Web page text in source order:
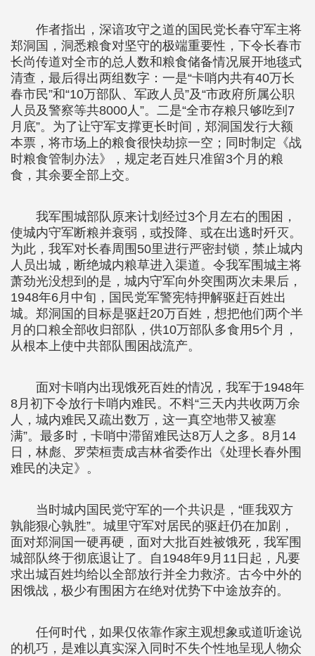
作者指出，深谙攻守之道的国民党长春守军主将
郑洞国，洞悉粮食对坚守的极端重要性，下令长春市
长尚传道对全市的总人数和粮食储备情况展开地毯式
清查，最后得出两组数字：一是“卡哨内共有40万长
春市民”和“10万部队、军政人员”及“市政府所属公职
人员及警察等共8000人”。二是“全市存粮只够吃到7
月底”。为了让守军支撑更长时间，郑洞国发行大额
本票，将市场上的粮食很快劫掠一空；同时制定《战
时粮食管制办法》，规定老百姓只准留3个月的粮
食，其余要全部上交。
我军围城部队原来计划经过3个月左右的围困，
使城内守军断粮并衰弱，或投降、或在出逃时歼灭。
为此，我军对长春周围50里进行严密封锁，禁止城内
人员出城，断绝城内粮草进入渠道。令我军围城主将
萧劲光没想到的是，城内守军向外突围两次未果后，
1948年6月中旬，国民党军警宪特押解驱赶百姓出
城。郑洞国的目标是驱赶20万百姓，想把他们两个半
月的口粮全部收归部队，供10万部队多食用5个月，
从根本上使中共部队围困战流产。
面对卡哨内出现饿死百姓的情况，我军于1948年
8月初下令放行卡哨内难民。不料“三天内共收两万余
人，城内难民又疏出数万，这一真空地带又被塞
满”。最多时，卡哨中滞留难民达8万人之多。8月14
日，林彪、罗荣桓责成吉林省委作出《处理长春外围
难民的决定》。
当时城内国民党守军的一个共识是，“匪我双方
孰能狠心孰胜”。城里守军对居民的驱赶仍在加剧，
面对郑洞国一硬再硬，面对大批百姓被饿死，我军围
城部队终于彻底退让了。自1948年9月11日起，凡要
求出城百姓均给以全部放行并全力救济。古今中外的
困饿战，极少有围困方在绝对优势下中途放弃的。
任何时代，如果仅依靠作家主观想象或道听途说
的机巧，是难以真实深入同时不失个性地呈现人物众